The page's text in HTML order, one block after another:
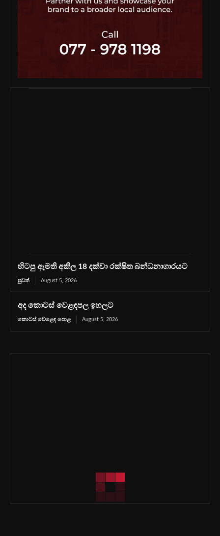
හිටපු ඇමති අකිල 18 දක්වා රක්ෂිත බන්ධනාගාරයට
පුවත් August 5, 2026
අද කොටස් වෙළඳපල ඉහලට
කොටස් වෙළෙඳ පොළ August 5, 2026